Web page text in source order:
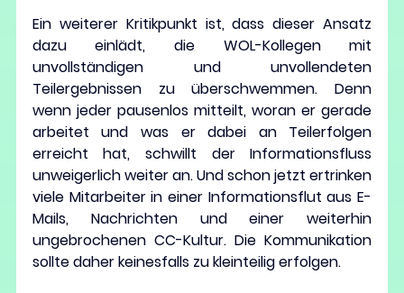
Ein weiterer Kritikpunkt ist, dass dieser Ansatz
dazu einlädt, die WOL-Kollegen mit
unvollständigen und unvollendeten
Teilergebnissen zu überschwemmen. Denn
wenn jeder pausenlos mitteilt, woran er gerade
arbeitet und was er dabei an Teilerfolgen
erreicht hat, schwillt der Informationsfluss
unweigerlich weiter an. Und schon jetzt ertrinken
viele Mitarbeiter in einer Informationsflut aus E-
Mails, Nachrichten und einer weiterhin
ungebrochenen CC-Kultur. Die Kommunikation
sollte daher keinesfalls zu kleinteilig erfolgen.